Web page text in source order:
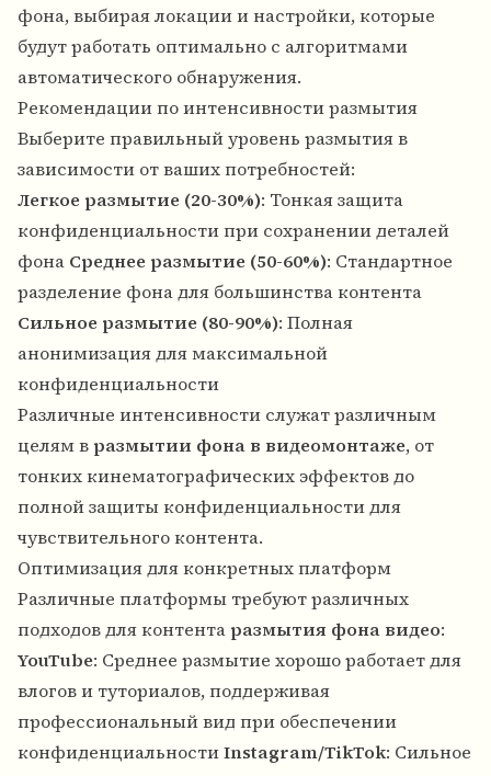
фона, выбирая локации и настройки, которые
будут работать оптимально с алгоритмами
автоматического обнаружения.
Рекомендации по интенсивности размытия
Выберите правильный уровень размытия в
зависимости от ваших потребностей:
Легкое размытие (20-30%): Тонкая защита
конфиденциальности при сохранении деталей
фона Среднее размытие (50-60%): Стандартное
разделение фона для большинства контента
Сильное размытие (80-90%): Полная
анонимизация для максимальной
конфиденциальности
Различные интенсивности служат различным
целям в размытии фона в видеомонтаже, от
тонких кинематографических эффектов до
полной защиты конфиденциальности для
чувствительного контента.
Оптимизация для конкретных платформ
Различные платформы требуют различных
подходов для контента размытия фона видео:
YouTube: Среднее размытие хорошо работает для
влогов и туториалов, поддерживая
профессиональный вид при обеспечении
конфиденциальностиInstagram/TikTok: Сильное